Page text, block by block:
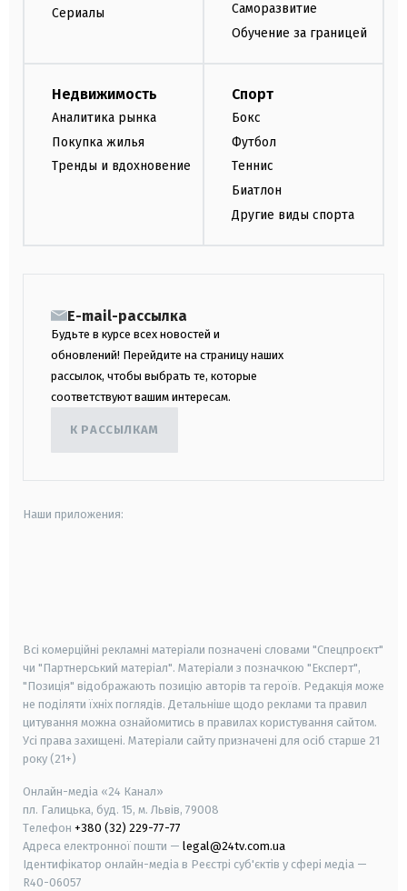
Сериалы
Саморазвитие
Обучение за границей
Недвижимость
Аналитика рынка
Покупка жилья
Тренды и вдохновение
Спорт
Бокс
Футбол
Теннис
Биатлон
Другие виды спорта
E-mail-рассылка
Будьте в курсе всех новостей и
обновлений! Перейдите на страницу наших
рассылок, чтобы выбрать те, которые
соответствуют вашим интересам.
К РАССЫЛКАМ
Наши приложения:
Всі комерційні рекламні матеріали позначені словами "Спецпроєкт"
чи "Партнерський матеріал". Матеріали з позначкою "Експерт",
"Позиція" відображають позицію авторів та героїв. Редакція може
не поділяти їхніх поглядів. Детальніше щодо реклами та правил
цитування можна ознайомитись в правилах користування сайтом.
Усі права захищені. Матеріали сайту призначені для осіб старше 21
року (21+)
Онлайн-медіа «24 Канал»
пл. Галицька, буд. 15, м. Львів, 79008
Телефон +380 (32) 229-77-77
Адреса електронної пошти — legal@24tv.com.ua
Ідентифікатор онлайн-медіа в Реєстрі суб'єктів у сфері медіа —
R40-06057